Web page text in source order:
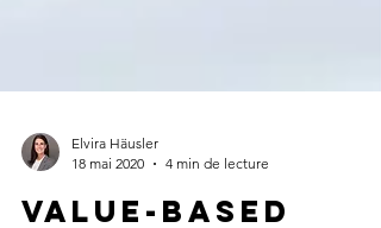
18 mai 2020
4 min de lecture